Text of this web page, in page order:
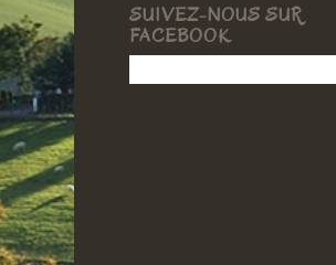
SUIVEZ-NOUS SUR
FACEBOOK